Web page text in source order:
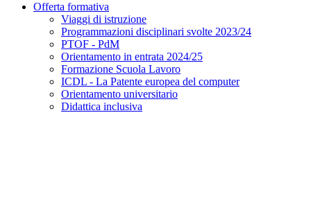
Offerta formativa
Viaggi di istruzione
Programmazioni disciplinari svolte 2023/24
PTOF - PdM
Orientamento in entrata 2024/25
Formazione Scuola Lavoro
ICDL - La Patente europea del computer
Orientamento universitario
Didattica inclusiva